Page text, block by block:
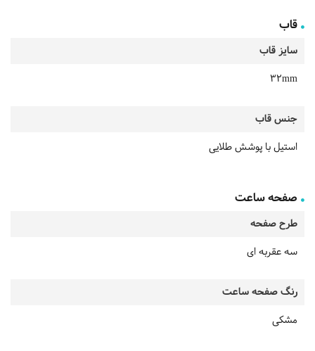
قاب
سایز قاب
32mm
جنس قاب
استیل با پوشش طلایی
صفحه ساعت
طرح صفحه
سه عقربه ای
رنگ صفحه ساعت
مشکی